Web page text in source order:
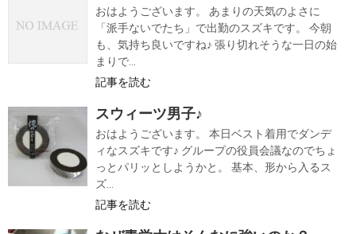
おはようございます。 あまりの天気のよさに
「派手ないでたち」で出勤のスズキです。 今朝
も、気持ち良いですね♪ 張り切れそうな一日の始
まりで...
記事を読む
スウィーツ男子♪
おはようございます。 本日ベスト着用でダンデ
ィなスズキです♪ グループの役員会議なのでちょ
っとパリッとしようかと。 基本、形から入るス
ズ...
記事を読む